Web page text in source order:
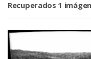
Recuperados 1